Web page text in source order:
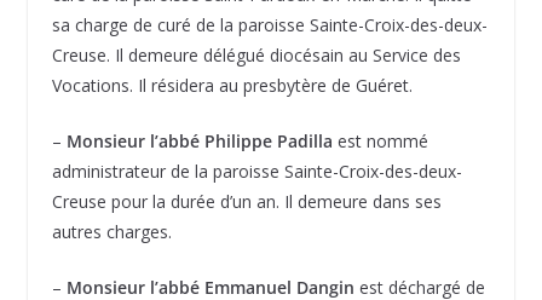
sa charge de curé de la paroisse Sainte-Croix-des-deux-
Creuse. Il demeure délégué diocésain au Service des
Vocations. Il résidera au presbytère de Guéret.
– Monsieur l’abbé Philippe Padilla est nommé
administrateur de la paroisse Sainte-Croix-des-deux-
Creuse pour la durée d’un an. Il demeure dans ses
autres charges.
– Monsieur l’abbé Emmanuel Dangin est déchargé de